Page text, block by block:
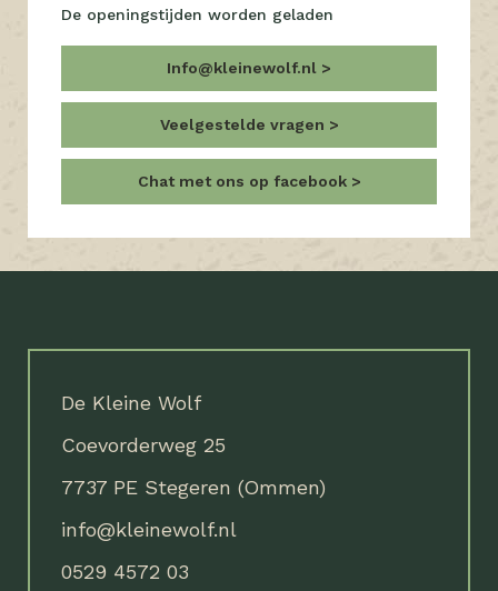
De openingstijden worden geladen
Info@kleinewolf.nl
Veelgestelde vragen
Chat met ons op facebook
De Kleine Wolf
Coevorderweg 25
7737 PE Stegeren (Ommen)
info@kleinewolf.nl
0529 4572 03